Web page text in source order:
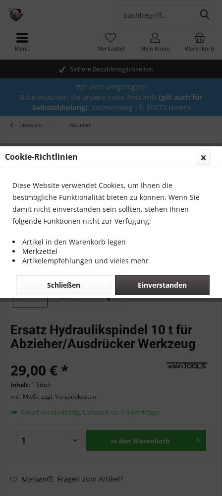
Sichere Bezahlmöglichkeiten
Warenkorb
Merkzettel Mein Konto
Menü
Wir sind umgezogen!
Bitte beachten Sie unsere neue Anschrift (gilt auch für
Selbstabholung): Sachsenweg 15, 59073 Hamm
Übersicht Abzieher
Ersatz Hydraulikspindel 10 t für
Abzieher/Ausdrücker Werkzeug
29,00 € *
Inhalt: 1 Stück
inkl. MwSt. zzgl. Versandkosten
Sofort versandfertig, Lieferzeit ca. 1-3 Werktage
In den Warenkorb
Merken Fragen zum Artikel?
Cookie-Richtlinien
Diese Website verwendet Cookies, um Ihnen die
bestmögliche Funktionalität bieten zu können. Wenn Sie
damit nicht einverstanden sein sollten, stehen Ihnen
folgende Funktionen nicht zur Verfügung:
Artikel in den Warenkorb legen
Merkzettel
Artikelempfehlungen und vieles mehr
Einverstanden
Schließen